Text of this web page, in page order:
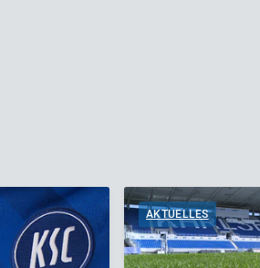
AKTUELLES